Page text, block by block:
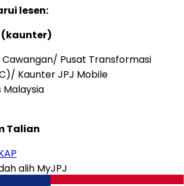
lesen:
(kaunter)
Pusat Transformasi
Kaunter JPJ Mobile
Malaysia
Talian
alih MyJPJ